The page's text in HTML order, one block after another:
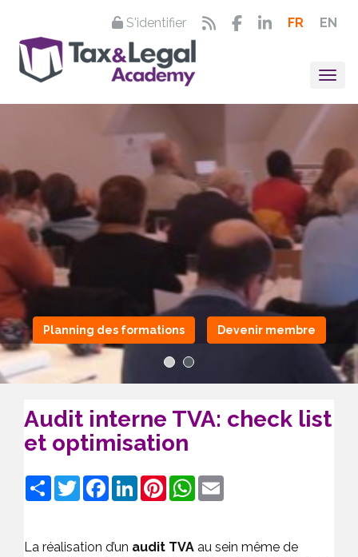
S'identifier FR EN
Planning des formations Devenir membre
1 2
Audit interne TVA: check list
et optimisation
ShareTwitterFacebook
LinkedInPinterestWhatsApp
La réalisation d’un audit TVA au sein même de